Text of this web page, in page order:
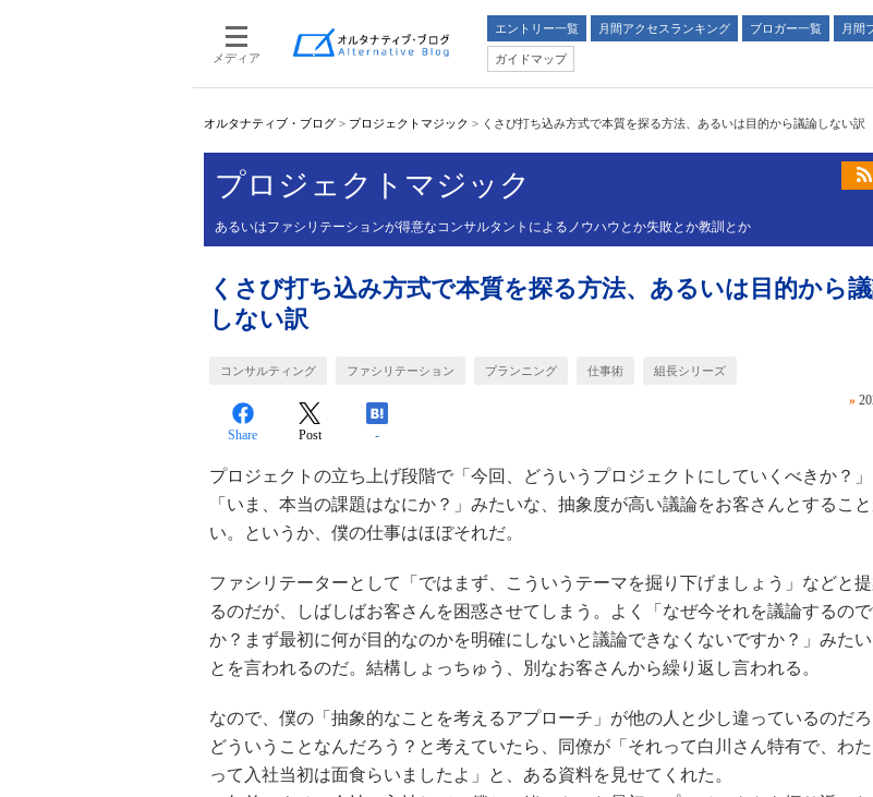
メディア
エントリー一覧 月間アクセスランキング ブロガー一覧
月間
ガイドマップ
オルタナティブ・ブログ > プロジェクトマジック > くさび打ち込み方式で本質を探る方法、あるいは目的から議論しない訳
プロジェクトマジック
あるいはファシリテーションが得意なコンサルタントによるノウハウとか失敗とか教訓とか
くさび打ち込み方式で本質を探る方法、あるいは目的から
しない訳
コンサルティング ファシリテーション プランニング 仕事術 組長シリーズ
»
Share Post -
プロジェクトの立ち上げ段階で「今回、どういうプロジェクトにしていくべきか？
「いま、本当の課題はなにか？」みたいな、抽象度が高い議論をお客さんとするこ
い。というか、僕の仕事はほぼそれだ。
ファシリテーターとして「ではまず、こういうテーマを掘り下げましょう」などと
るのだが、しばしばお客さんを困惑させてしまう。よく「なぜ今それを議論するの
か？まず最初に何が目的なのかを明確にしないと議論できなくないですか？」みたい
とを言われるのだ。結構しょっちゅう、別なお客さんから繰り返し言われる。
なので、僕の「抽象的なことを考えるアプローチ」が他の人と少し違っているのだろ
どういうことなんだろう？と考えていたら、同僚が「それって白川さん特有で、わ
って入社当初は面食らいましたよ」と、ある資料を見せてくれた。